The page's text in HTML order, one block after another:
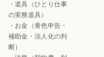
・道具（ひとり仕事
の実務道具）
・お金（青色申告・
補助金・法人化の判
断）